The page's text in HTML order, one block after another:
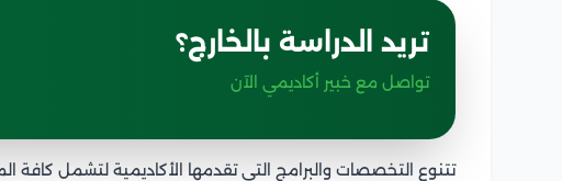
تريد الدراسة بالخارج؟
تواصل مع خبير أكاديمي الآن
تتنوع التخصصات والبرامج التي تقدمها الأكاديمية لتشمل كافة